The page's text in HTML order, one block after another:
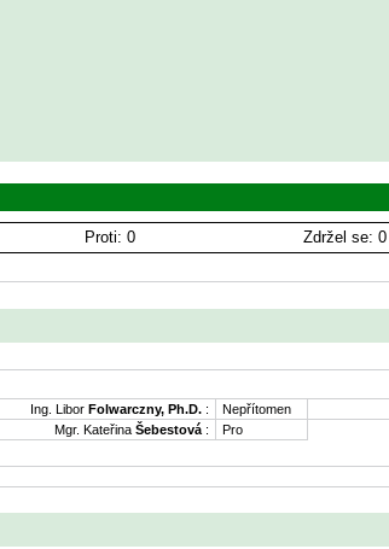
Proti: 0 Zdržel se: 0
Ing. Libor Folwarczny, Ph.D. : Nepřítomen
Mgr. Kateřina Šebestová : Pro